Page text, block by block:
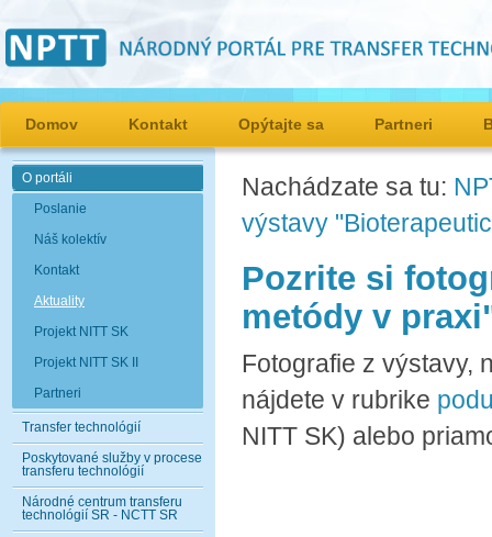
Domov Kontakt Opýtajte sa Partneri
O portáli
Poslanie
Náš kolektív
Kontakt
Aktuality
Projekt NITT SK
Projekt NITT SK II
Partneri
Transfer technológií
Poskytované služby v procese
transferu technológií
Národné centrum transferu
technológií SR - NCTT SR
Nachádzate sa tu:
výstavy
Pozrite si
metódy v
Fotografie z výstavy,
nájdete v rubrike
NITT SK) alebo